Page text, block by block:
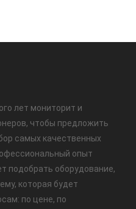
лет мониторит и
чтобы предложить
самых качественных
опыт
подобрать оборудование,
которая будет
по цене, по